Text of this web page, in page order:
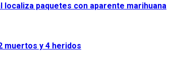
localiza paquetes con aparente marihuana
muertos y 4 heridos